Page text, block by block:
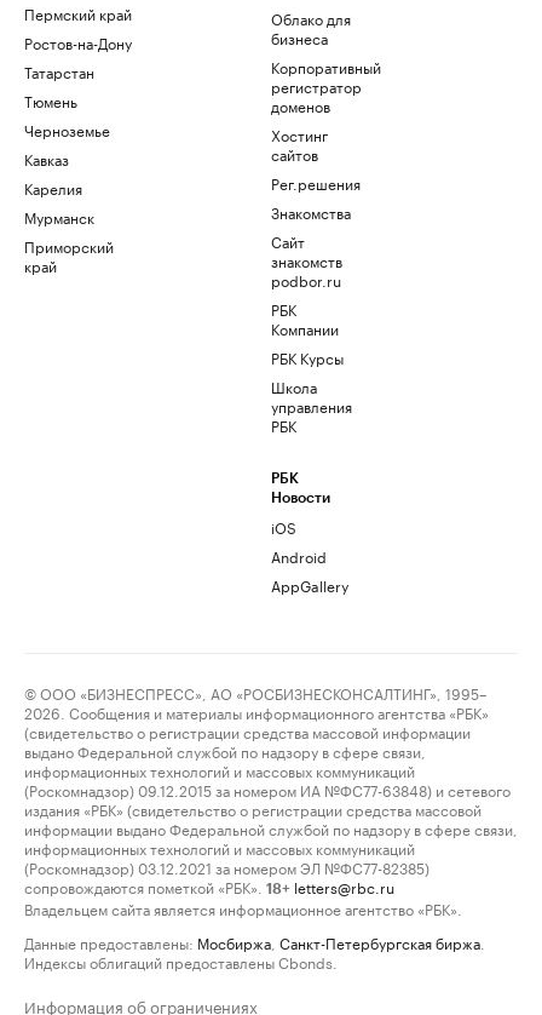
Пермский край
Ростов-на-Дону
Татарстан
Тюмень
Черноземье
Кавказ
Карелия
Мурманск
Приморский
край
Облако для
бизнеса
Корпоративный
регистратор
доменов
Хостинг
сайтов
Рег.решения
Знакомства
Сайт
знакомств
podbor.ru
РБК
Компании
РБК Курсы
Школа
управления
РБК
РБК
Новости
iOS
Android
AppGallery
© ООО «БИЗНЕСПРЕСС», АО «РОСБИЗНЕСКОНСАЛТИНГ», 1995–
2026. Сообщения и материалы информационного агентства «РБК»
(свидетельство о регистрации средства массовой информации
выдано Федеральной службой по надзору в сфере связи,
информационных технологий и массовых коммуникаций
(Роскомнадзор) 09.12.2015 за номером ИА №ФС77-63848) и сетевого
издания «РБК» (свидетельство о регистрации средства массовой
информации выдано Федеральной службой по надзору в сфере связи,
информационных технологий и массовых коммуникаций
(Роскомнадзор) 03.12.2021 за номером ЭЛ №ФС77-82385)
сопровождаются пометкой «РБК».
18+ letters@rbc.ru
Владельцем сайта является информационное агентство «РБК».
Данные предоставлены: Мосбиржа Санкт-Петербургская биржа
Индексы облигаций предоставлены Cbonds.
Информация об ограничениях